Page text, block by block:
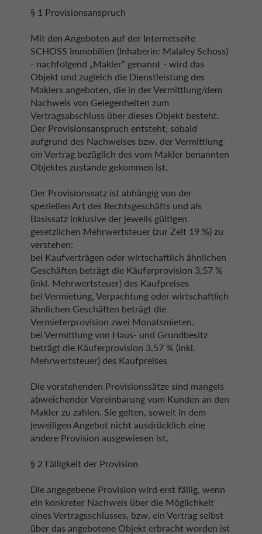
§ 1 Provisionsanspruch
Mit den Angeboten auf der Internetseite
SCHOSS Immobilien (Inhaberin: Malaley Schoss)
- nachfolgend „Makler“ genannt - wird das
Objekt und zugleich die Dienstleistung des
Maklers angeboten, die in der Vermittlung/dem
Nachweis von Gelegenheiten zum
Vertragsabschluss über dieses Objekt besteht.
Der Provisionsanspruch entsteht, sobald
aufgrund des Nachweises bzw. der Vermittlung
ein Vertrag bezüglich des vom Makler benannten
Objektes zustande gekommen ist.
Der Provisionssatz ist abhängig von der
speziellen Art des Rechtsgeschäfts und als
Basissatz inklusive der jeweils gültigen
gesetzlichen Mehrwertsteuer (zur Zeit 19 %) zu
verstehen:
bei Kaufverträgen oder wirtschaftlich ähnlichen
Geschäften beträgt die Käuferprovision 3,57 %
(inkl. Mehrwertsteuer) des Kaufpreises
bei Vermietung, Verpachtung oder wirtschaftlich
ähnlichen Geschäften beträgt die
Vermieterprovision zwei Monatsmieten.
bei Vermittlung von Haus- und Grundbesitz
beträgt die Käuferprovision 3,57 % (inkl.
Mehrwertsteuer) des Kaufpreises
Die vorstehenden Provisionssätze sind mangels
abweichender Vereinbarung vom Kunden an den
Makler zu zahlen. Sie gelten, soweit in dem
jeweiligen Angebot nicht ausdrücklich eine
andere Provision ausgewiesen ist.
§ 2 Fälligkeit der Provision
Die angegebene Provision wird erst fällig, wenn
ein konkreter Nachweis über die Möglichkeit
eines Vertragsschlusses, bzw. ein Vertrag selbst
über das angebotene Objekt erbracht worden ist